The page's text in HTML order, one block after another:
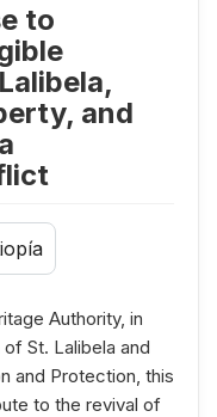
to
and
Authority, in
St. Lalibela and
and Protection, this
to the revival of